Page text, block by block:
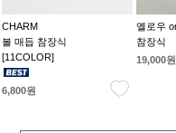
CHARM
볼 매듭 참장식
[11COLOR]
6,800원
옐로우
참장식
19,000원